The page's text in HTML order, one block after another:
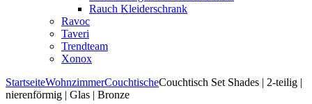
Rauch Kleiderschrank
Ravoc
Taveri
Trendteam
Xonox
StartseiteWohnzimmerCouchtischeCouchtisch Set Shades | 2-teilig |
nierenförmig | Glas | Bronze